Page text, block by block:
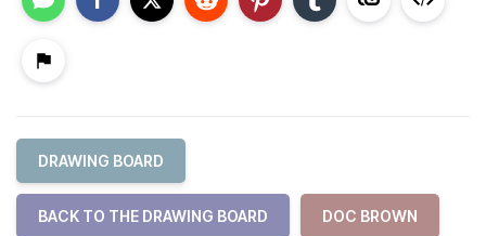
DRAWING BOARD
BACK TO THE DRAWING BOARD DOC BROWN